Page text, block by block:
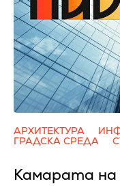
АРХИТЕКТУРА
ГРАДСКА СРЕДА
Камарата